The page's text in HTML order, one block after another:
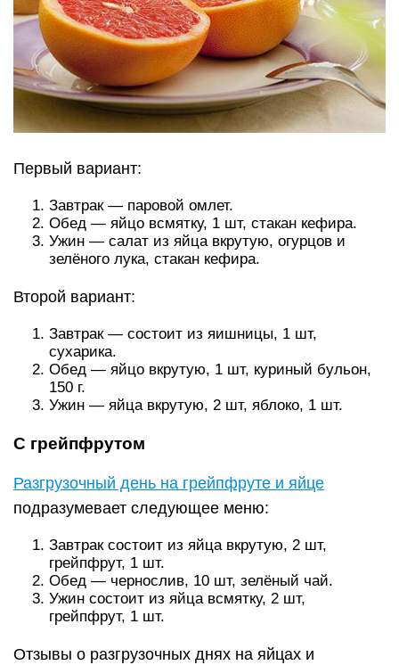
Первый вариант:
Завтрак — паровой омлет.
Обед — яйцо всмятку, 1 шт, стакан кефира.
Ужин — салат из яйца вкрутую, огурцов и
зелёного лука, стакан кефира.
Второй вариант:
Завтрак — состоит из яишницы, 1 шт,
сухарика.
Обед — яйцо вкрутую, 1 шт, куриный бульон,
150 г.
Ужин — яйца вкрутую, 2 шт, яблоко, 1 шт.
С грейпфрутом
Разгрузочный день на грейпфруте и яйце
подразумевает следующее меню:
Завтрак состоит из яйца вкрутую, 2 шт,
грейпфрут, 1 шт.
Обед — чернослив, 10 шт, зелёный чай.
Ужин состоит из яйца всмятку, 2 шт,
грейпфрут, 1 шт.
Отзывы о разгрузочных днях на яйцах и